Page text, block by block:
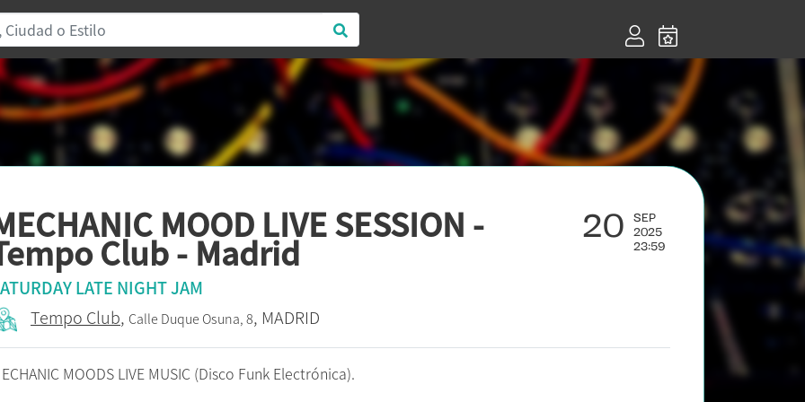
MOOD LIVE SESSION -
Club - Madrid
20 SEP
2025
23:59
LATE NIGHT JAM
Tempo Club, Calle Duque Osuna, 8, MADRID
MOODS LIVE MUSIC (Disco Funk Electrónica).